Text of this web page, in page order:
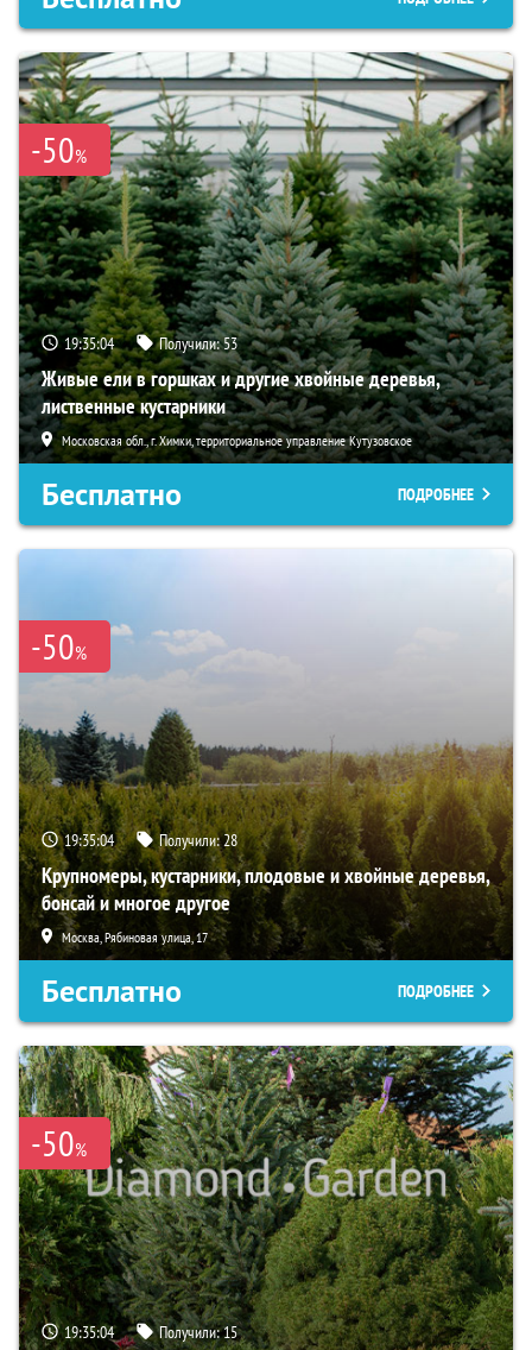
-50%
19:35:03 Получили:53
Живые ели в горшках и другие хвойные деревья,
лиственные кустарники
Московская обл., г. Химки, территориальное управление Кутузовское
Бесплатно ПОДРОБНЕЕ
-50%
19:35:03 Получили:28
Крупномеры, кустарники, плодовые и хвойные деревья,
бонсай и многое другое
Москва, Рябиновая улица, 17
Бесплатно ПОДРОБНЕЕ
-50%
19:35:03 Получили:15